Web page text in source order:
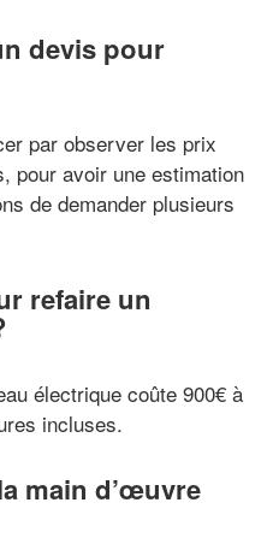
devis pour
par observer les prix
pour avoir une estimation
de demander plusieurs
refaire un
électrique coûte 900€ à
incluses.
main d’œuvre